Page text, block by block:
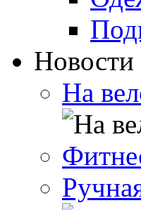
Новости
На